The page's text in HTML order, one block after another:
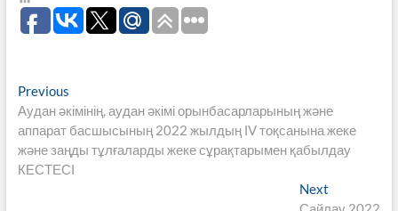
Навигация
по
записям
PreviousPrevious
post:
Аудан әкімінің, аудан әкімі орынбасарларының және
аппарат басшысының 2022 жылдың ІV тоқсанына жеке
және заңды тұлғаларды жеке сұрақтарымен қабылдау
КЕСТЕСІ
Next
post: